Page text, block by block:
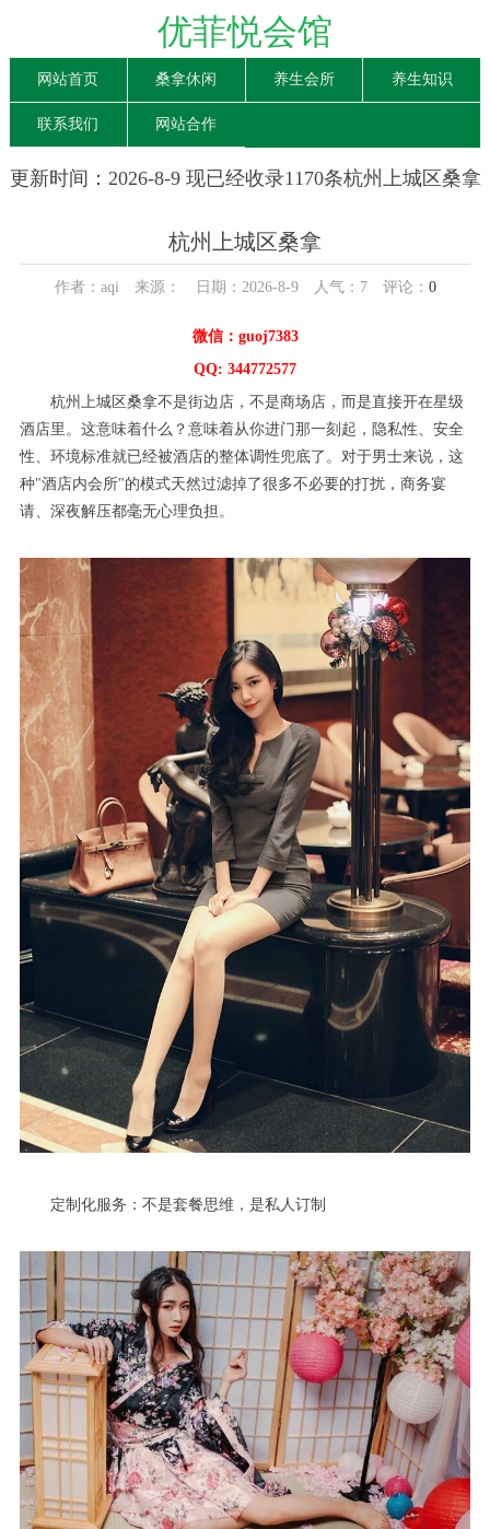
优菲悦会馆
网站首页 桑拿休闲 养生会所 养生知识
联系我们 网站合作
更新时间：2026-8-9 现已经收录1170条杭州上城区桑拿
杭州上城区桑拿
作者：aqi 来源： 日期：2026-8-9 人气： 7评论： 0
微信：guoj7383
QQ: 344772577
杭州上城区桑拿不是街边店，不是商场店，而是直接开在星级
酒店里。这意味着什么？意味着从你进门那一刻起，隐私性、安全
性、环境标准就已经被酒店的整体调性兜底了。对于男士来说，这
种"酒店内会所"的模式天然过滤掉了很多不必要的打扰，商务宴
请、深夜解压都毫无心理负担。
定制化服务：不是套餐思维，是私人订制